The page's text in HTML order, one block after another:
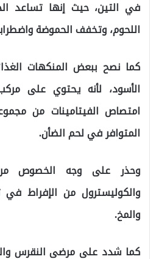
في التين، حيث إنها تساعد
اللحوم، وتخفف الحموضة
كما نصح ببعض المنكهات
الأسود، لأنه يحتوي على
امتصاص الفيتامينات من
المتوافر في لحم الضأن.
وحذر على وجه الخصوص
والكوليسترول من الإفراط في
والمخ.
كما شدد على مرضى النقرس